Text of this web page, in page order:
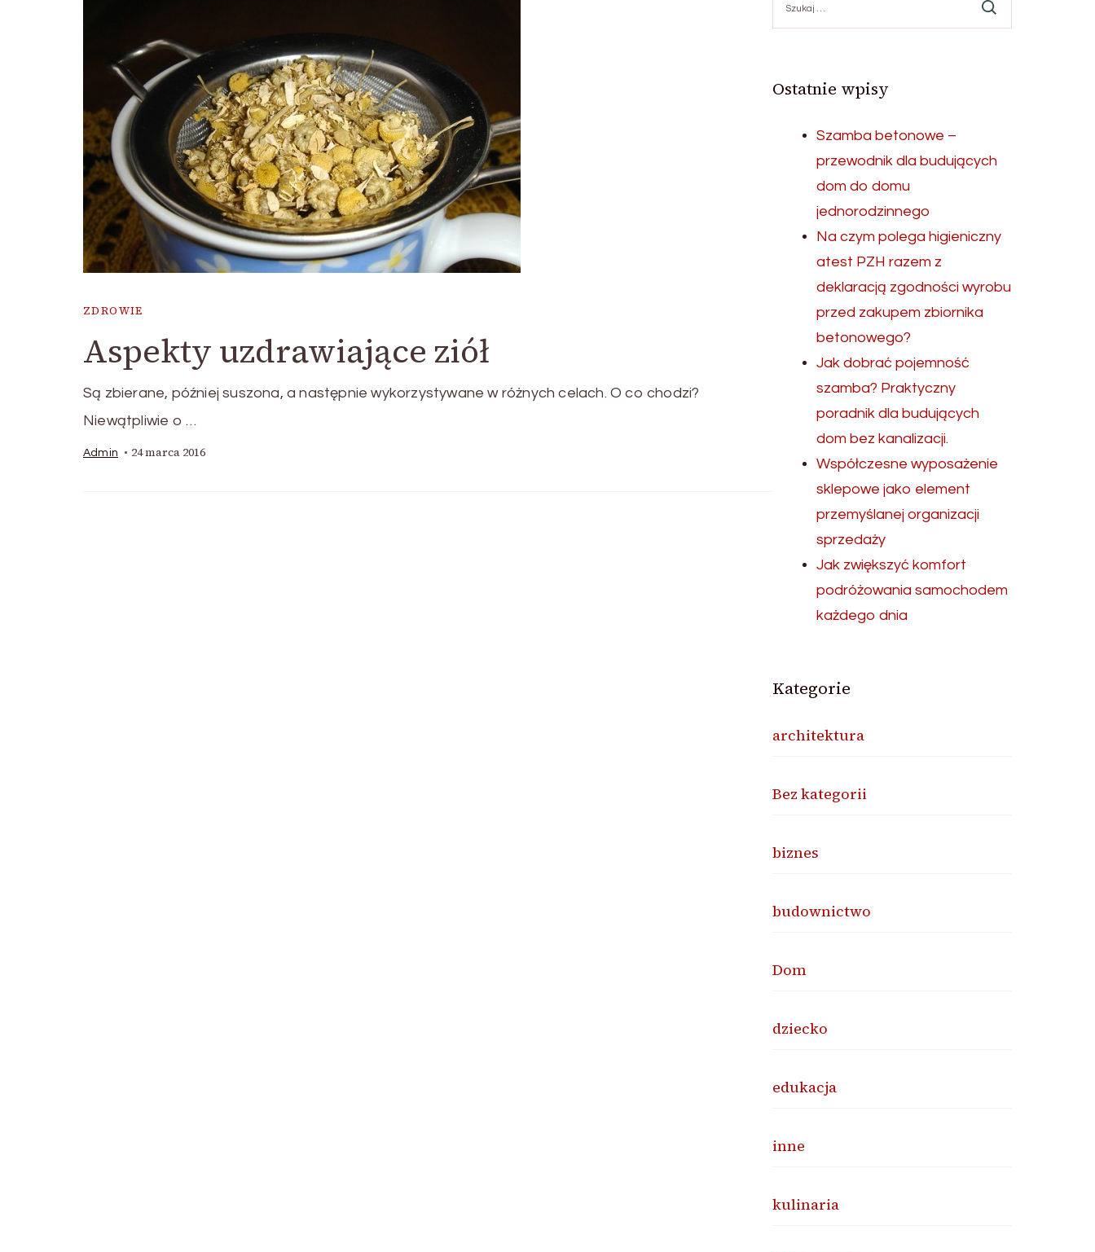
ZDROWIE
Aspekty uzdrawiające ziół
Są zbierane, później suszona, a następnie wykorzystywane w różnych celach. O co chodzi?
Niewątpliwie o …
Admin 24 marca 2016
Ostatnie wpisy
Szamba betonowe –
przewodnik dla budujących
dom do domu
jednorodzinnego
Na czym polega higieniczny
atest PZH razem z
deklaracją zgodności wyrobu
przed zakupem zbiornika
betonowego?
Jak dobrać pojemność
szamba? Praktyczny
poradnik dla budujących
dom bez kanalizacji.
Współczesne wyposażenie
sklepowe jako element
przemyślanej organizacji
sprzedaży
Jak zwiększyć komfort
podróżowania samochodem
każdego dnia
Kategorie
architektura
Bez kategorii
biznes
budownictwo
Dom
dziecko
edukacja
inne
kulinaria